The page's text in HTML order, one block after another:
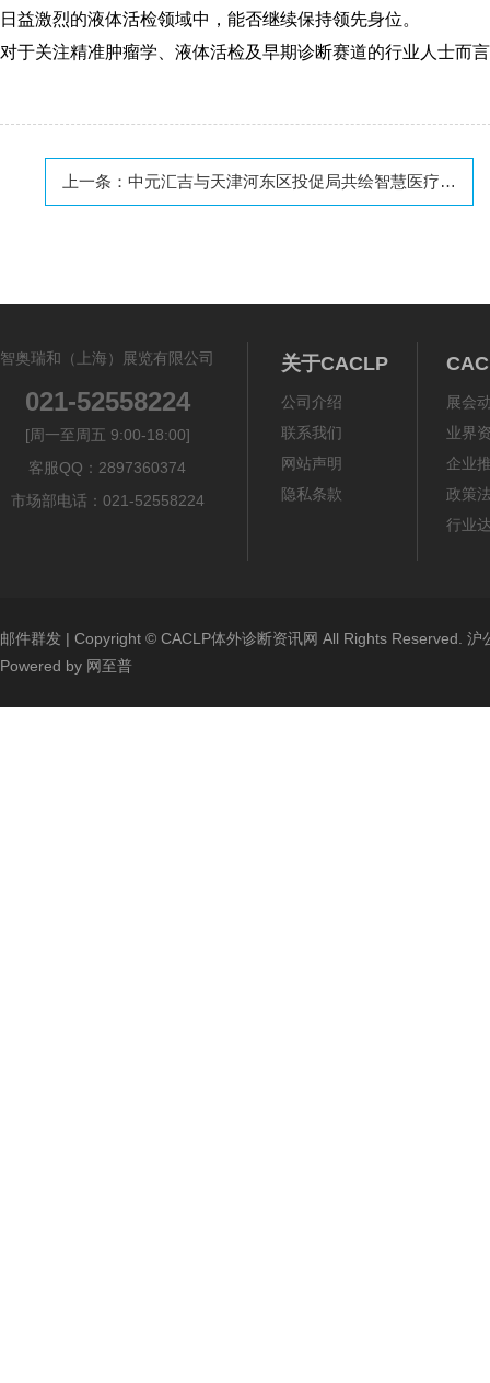
日益激烈的液体活检领域中，能否继续保持领先身位。
对于关注精准肿瘤学、液体活检及早期诊断赛道的行业人士而
上一条： 中元汇吉与天津河东区投促局共绘智慧医疗新蓝图
智奥瑞和（上海）展览有限公司
021-52558224
[周一至周五 9:00-18:00]
客服QQ：2897360374
市场部电话：021-52558224
关于CACLP
公司介绍
联系我们
网站声明
隐私条款
展会
业界
企业
政策
行业
邮件群发 | Copyright © CACLP体外诊断资讯网 All Rights Reserved. 沪
Powered by 网至普